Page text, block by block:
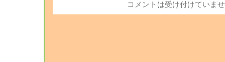
コメントは受け付けていま